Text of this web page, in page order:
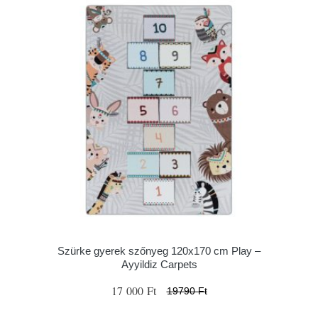
Szürke gyerek szőnyeg 120x170 cm Play –
Ayyildiz Carpets
17 000 Ft 19790 Ft